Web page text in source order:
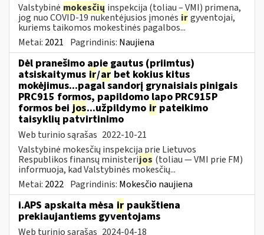
Valstybinė mokesčių inspekcija (toliau – VMI) primena,
jog nuo COVID-19 nukentėjusios įmonės irgyventojai,
kuriems taikomos mokestinės pagalbos...
Metai: 2021 Pagrindinis: Naujiena
Dėl pranešimo apie gautus (priimtus)
atsiskaitymus ir/ar bet kokius kitus
mokėjimus...pagal sandorį grynaisiais pinigais
PRC915 formos, papildomo lapo PRC915P
formos bei jos...užpildymo ir pateikimo
taisyklių patvirtinimo
Web turinio sąrašas 2022-10-21
Valstybinė mokesčių inspekcija prie Lietuvos
Respublikos finansų ministerijos (toliau ― VMI prie FM)
informuoja, kad Valstybinės mokesčių...
Metai: 2022 Pagrindinis: Mokesčio naujiena
i.APS apskaita mėsa ir paukštiena
prekiaujantiems gyventojams
Web turinio sąrašas 2024-04-18